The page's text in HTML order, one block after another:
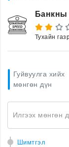
Банкны
Тухайн
Гуйвуулга хийх
мөнгөн дүн
Илгээх мөнгөн
Шимтгэл